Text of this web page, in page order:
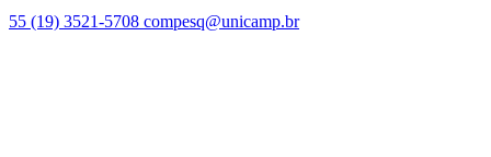
55 (19) 3521-5708 compesq@unicamp.br